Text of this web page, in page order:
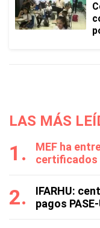
LAS MÁS
MEF ha
certificados
IFARHU:
pagos